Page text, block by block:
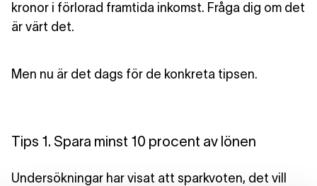
kronor i förlorad framtida inkomst. Fråga dig om det
är värt det.
Men nu är det dags för de konkreta tipsen.
Tips 1. Spara minst 10 procent av lönen
Undersökningar har visat att sparkvoten, det vill